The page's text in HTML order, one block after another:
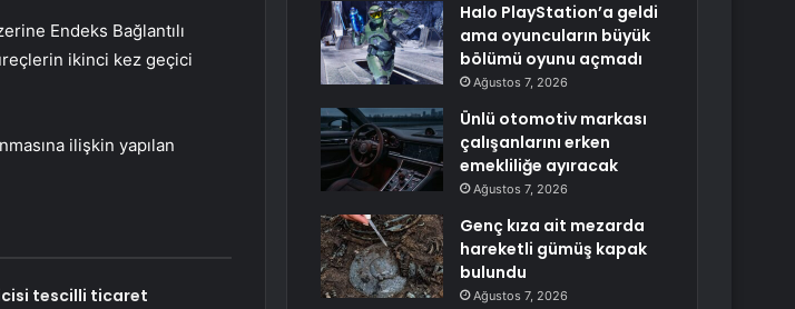
Endeks Bağlantılı
ikinci kez geçici
ilişkin yapılan
tescilli ticaret
Halo PlayStation’a geldi
ama oyuncuların büyük
bölümü oyunu açmadı
Ağustos 7, 2026
Ünlü otomotiv markası
çalışanlarını erken
emekliliğe ayıracak
Ağustos 7, 2026
Genç kıza ait mezarda
hareketli gümüş kapak
bulundu
Ağustos 7, 2026